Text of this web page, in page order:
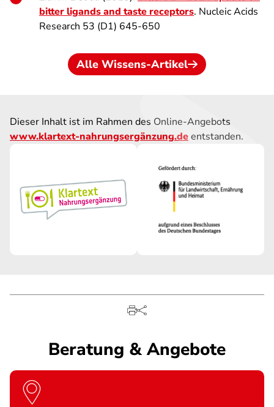
bitter ligands and taste receptors. Nucleic Acids
Research 53 (D1) 645-650
Alle Wissens-Artikel
Dieser Inhalt ist im Rahmen des Online-Angebots
www.klartext-nahrungsergänzung.deentstanden.
Beratung & Angebote